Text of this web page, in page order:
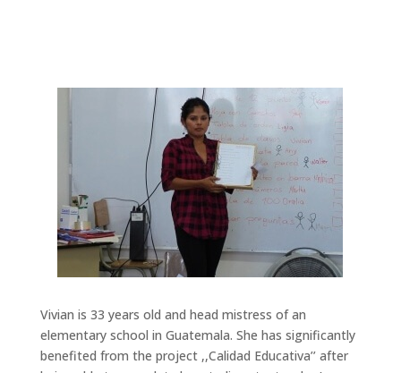
Vivian is 33 years old and head mistress of an
elementary school in Guatemala. She has significantly
benefited from the project ,,Calidad Educativa’’ after